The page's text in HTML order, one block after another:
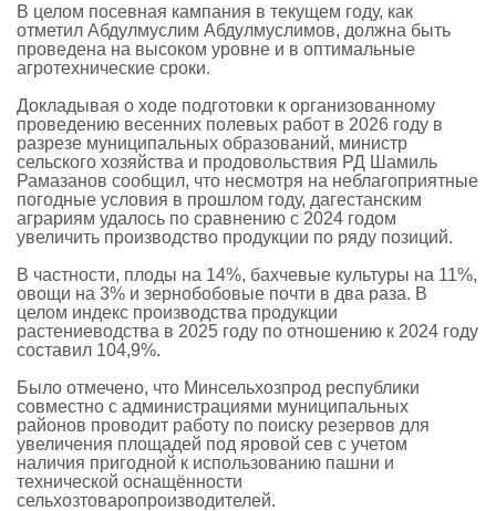
В целом посевная кампания в текущем году, как
отметил Абдулмуслим Абдулмуслимов, должна быть
проведена на высоком уровне и в оптимальные
агротехнические сроки.
Докладывая о ходе подготовки к организованному
проведению весенних полевых работ в 2026 году в
разрезе муниципальных образований, министр
сельского хозяйства и продовольствия РД Шамиль
Рамазанов сообщил, что несмотря на неблагоприятные
погодные условия в прошлом году, дагестанским
аграриям удалось по сравнению с 2024 годом
увеличить производство продукции по ряду позиций.
В частности, плоды на 14%, бахчевые культуры на 11%,
овощи на 3% и зернобобовые почти в два раза. В
целом индекс производства продукции
растениеводства в 2025 году по отношению к 2024 году
составил 104,9%.
Было отмечено, что Минсельхозпрод республики
совместно с администрациями муниципальных
районов проводит работу по поиску резервов для
увеличения площадей под яровой сев с учетом
наличия пригодной к использованию пашни и
технической оснащённости
сельхозтоваропроизводителей.